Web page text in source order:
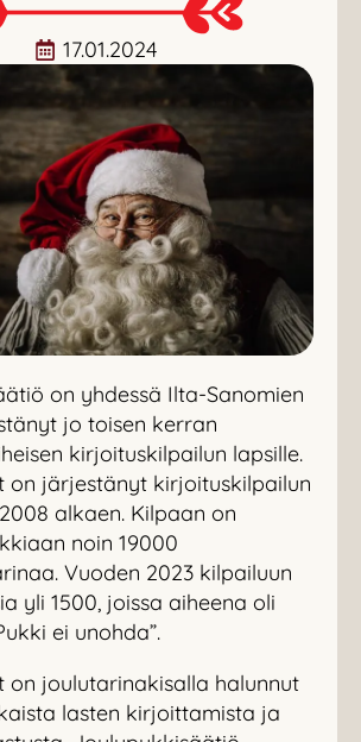
17.01.2024
on yhdessä Ilta-Sanomien
jo toisen kerran
kirjoituskilpailun lapsille.
on järjestänyt kirjoituskilpailun
alkaen. Kilpaan on
noin 19000
Vuoden 2023 kilpailuun
yli 1500, joissa aiheena oli
ei unohda”.
on joulutarinakisalla halunnut
lasten kirjoittamista ja